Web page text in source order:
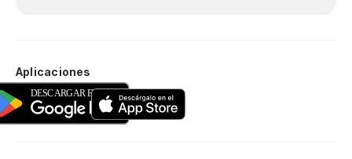
Aplicaciones